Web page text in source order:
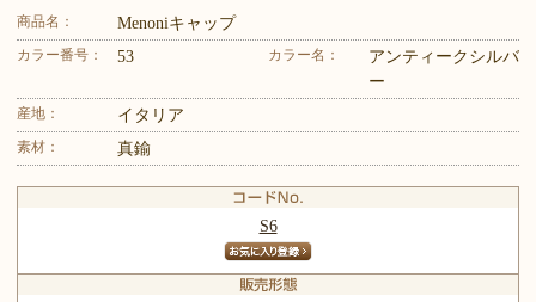
商品名： Menoniキャップ
カラー番号： 53 カラー名：
アンティークシルバ
ー
産地： イタリア
素材： 真鍮
S6